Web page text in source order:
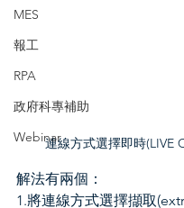
MES
報工
RPA
政府科專補助
Webinar連線方式選擇即時(LIVE
解法有兩個：
1.將連線方式選擇擷取